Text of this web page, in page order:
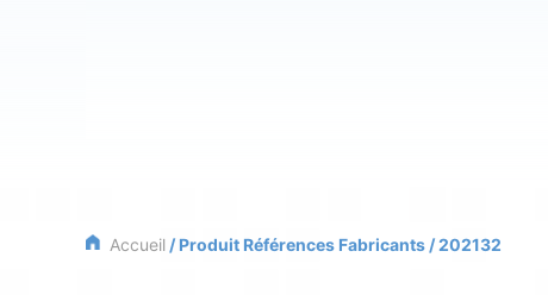
Accueil / Produit Références Fabricants / 202132